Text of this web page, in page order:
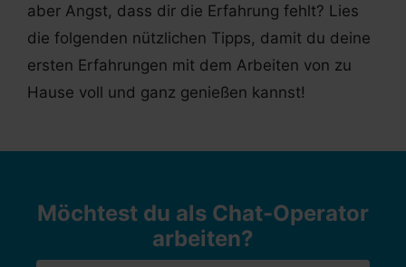
aber Angst, dass dir die Erfahrung fehlt? Lies
die folgenden nützlichen Tipps, damit du deine
ersten Erfahrungen mit dem Arbeiten von zu
Hause voll und ganz genießen kannst!
Möchtest du als Chat-Operator
arbeiten?